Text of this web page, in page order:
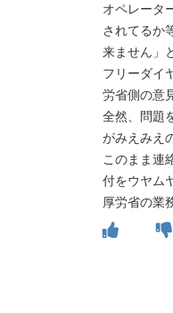
オペレータ
されてるか
来ません」
フリーダイ
労省側の意
全然、問題
がみえみえ
このまま連
付をウヤム
厚労省の業